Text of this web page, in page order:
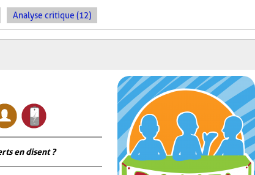
Analyse critique (12)
en disent ?